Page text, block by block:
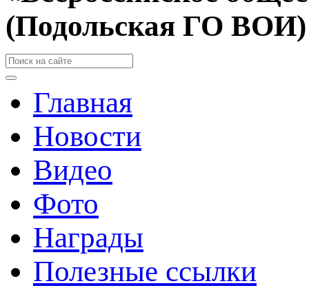
(Подольская ГО ВОИ)
Главная
Новости
Видео
Фото
Награды
Полезные ссылки